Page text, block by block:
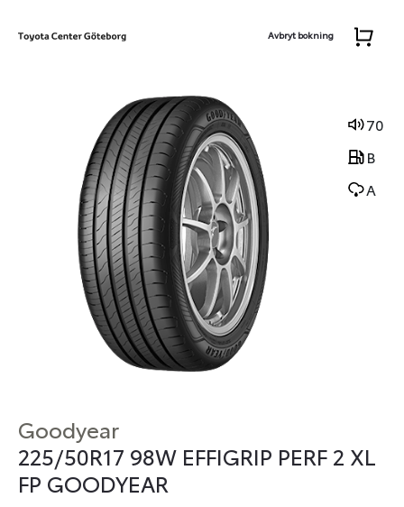
Avbryt bokning
70
B
A
Goodyear
225/50R17 98W EFFIGRIP PERF 2 XL
FP GOODYEAR